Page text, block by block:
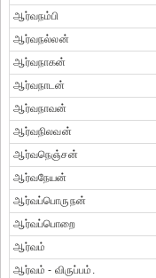
ஆர்வநம்பி
ஆர்வநல்லன்
ஆர்வநாகன்
ஆர்வநாடன்
ஆர்வநாவன்
ஆர்வநிலவன்
ஆர்வநெஞ்சன்
ஆர்வநேயன்
ஆர்வப்பொருநன்
ஆர்வப்பொறை
ஆர்வம்
ஆர்வம் - விருப்பம்.